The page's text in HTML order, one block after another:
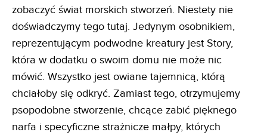
zobaczyć świat morskich stworzeń. Niestety nie
doświadczymy tego tutaj. Jedynym osobnikiem,
reprezentującym podwodne kreatury jest Story,
która w dodatku o swoim domu nie może nic
mówić. Wszystko jest owiane tajemnicą, którą
chciałoby się odkryć. Zamiast tego, otrzymujemy
psopodobne stworzenie, chcące zabić pięknego
narfa i specyficzne strażnicze małpy, których